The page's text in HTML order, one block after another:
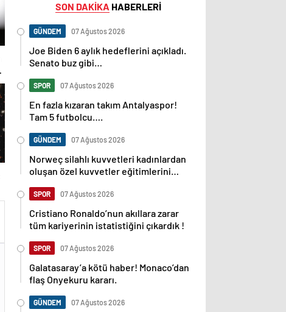
SON DAKİKA HABERLERİ
GÜNDEM 07 Ağustos 2026
Joe Biden 6 aylık hedeflerini açıkladı.
Senato buz gibi…
SPOR 07 Ağustos 2026
En fazla kızaran takım Antalyaspor!
Tam 5 futbolcu….
GÜNDEM 07 Ağustos 2026
Norweç silahlı kuvvetleri kadınlardan
oluşan özel kuvvetler eğitimlerini
SPOR 07 Ağustos 2026
Cristiano Ronaldo’nun akıllara zarar
tüm kariyerinin istatistiğini çıkardık !
SPOR 07 Ağustos 2026
Galatasaray’a kötü haber! Monaco’dan
flaş Onyekuru kararı.
GÜNDEM 07 Ağustos 2026